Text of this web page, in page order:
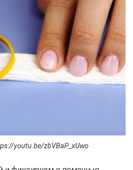
youtu.be/zbVBaP_xUwo